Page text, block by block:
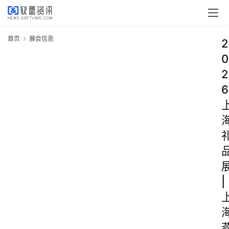
首页 展会信息
2
0
2
6